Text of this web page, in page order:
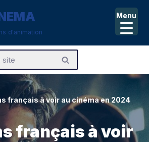
d'animation
français à voir au cinéma en 2024
français à voir
Menu